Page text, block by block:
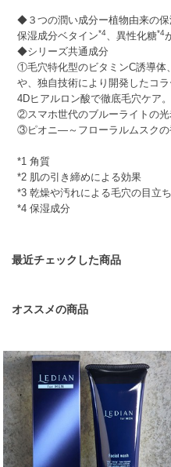
◆３つの潤い成分ー植物由来の保
保湿成分ベタイン*4 、異性化糖*4
◆シリーズ共通成分
①毛穴特化型のビタミンC誘導体
や、独自技術により開発したコ
4Dヒアルロン酸で徹底毛穴ケア。
②スマホ世代のブルーライトの光
③ピオニ―～フローラルムスクの
*1 角質
*2 肌の引き締めによる効果
*3 乾燥や汚れによる毛穴の目立ち
*4 保湿成分
最近チェックした商品
オススメの商品